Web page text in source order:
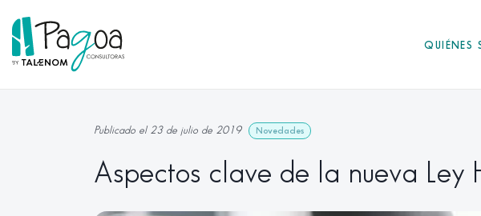
QUIÉNES
Publicado el 23 de julio de 2019 Novedades
Aspectos clave de la nueva Ley